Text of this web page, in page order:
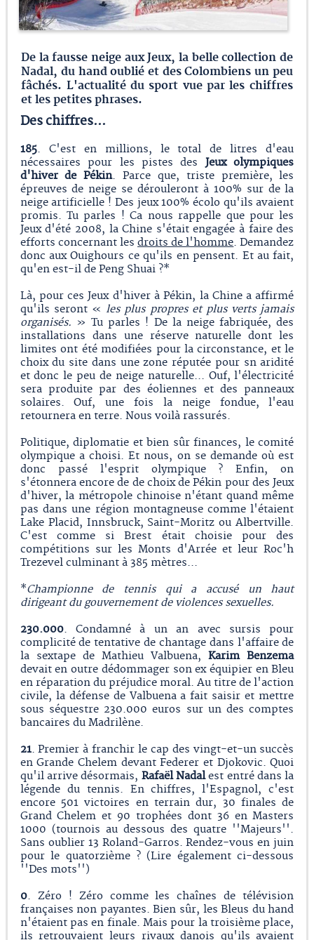
De la fausse neige aux Jeux, la belle collection de
Nadal, du hand oublié et des Colombiens un peu
fâchés. L'actualité du sport vue par les chiffres
et les petites phrases.
Des chiffres...
185. C'est en millions, le total de litres d'eau
nécessaires pour les pistes des Jeux olympiques
d'hiver de Pékin. Parce que, triste première, les
épreuves de neige se dérouleront à 100% sur de la
neige artificielle ! Des jeux 100% écolo qu'ils avaient
promis. Tu parles ! Ca nous rappelle que pour les
Jeux d'été 2008, la Chine s'était engagée à faire des
efforts concernant les droits de l'homme. Demandez
donc aux Ouighours ce qu'ils en pensent. Et au fait,
qu'en est-il de Peng Shuai ?*
Là, pour ces Jeux d'hiver à Pékin, la Chine a affirmé
qu'ils seront « les plus propres et plus verts jamais
organisés. » Tu parles ! De la neige fabriquée, des
installations dans une réserve naturelle dont les
limites ont été modifiées pour la circonstance, et le
choix du site dans une zone réputée pour sn aridité
et donc le peu de neige naturelle... Ouf, l'électricité
sera produite par des éoliennes et des panneaux
solaires. Ouf, une fois la neige fondue, l'eau
retournera en terre. Nous voilà rassurés.
Politique, diplomatie et bien sûr finances, le comité
olympique a choisi. Et nous, on se demande où est
donc passé l'esprit olympique ? Enfin, on
s'étonnera encore de de choix de Pékin pour des Jeux
d'hiver, la métropole chinoise n'étant quand même
pas dans une région montagneuse comme l'étaient
Lake Placid, Innsbruck, Saint-Moritz ou Albertville.
C'est comme si Brest était choisie pour des
compétitions sur les Monts d'Arrée et leur Roc'h
Trezevel culminant à 385 mètres...
*Championne de tennis qui a accusé un haut
dirigeant du gouvernement de violences sexuelles.
230.000. Condamné à un an avec sursis pour
complicité de tentative de chantage dans l'affaire de
la sextape de Mathieu Valbuena,Karim Benzema
devait en outre dédommager son ex équipier en Bleu
en réparation du préjudice moral. Au titre de l'action
civile, la défense de Valbuena a fait saisir et mettre
sous séquestre 230.000 euros sur un des comptes
bancaires du Madrilène.
21. Premier à franchir le cap des vingt-et-un succès
en Grande Chelem devant Federer et Djokovic. Quoi
qu'il arrive désormais, Rafaël Nadalest entré dans la
légende du tennis. En chiffres, l'Espagnol, c'est
encore 501 victoires en terrain dur, 30 finales de
Grand Chelem et 90 trophées dont 36 en Masters
1000 (tournois au dessous des quatre ''Majeurs''.
Sans oublier 13 Roland-Garros. Rendez-vous en juin
pour le quatorzième ? (Lire également ci-dessous
''Des mots'')
0. Zéro ! Zéro comme les chaînes de télévision
françaises non payantes. Bien sûr, les Bleus du hand
n'étaient pas en finale. Mais pour la troisième place,
ils retrouvaient leurs rivaux danois qu'ils avaient